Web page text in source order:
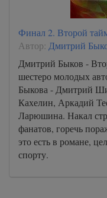
Финал 2. Второй
Автор: Дмитрий
Дмитрий Быков -
шестеро молодых
Быкова - Дмитрий
Кахелин, Аркадий
Ларюшина. Накал
фанатов, горечь
это есть в романе,
спорту.